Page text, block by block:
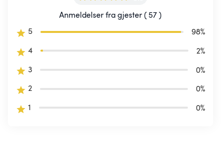
Anmeldelser fra gjester ( 57 )
5
98%
4
2%
3
0%
2
0%
1
0%